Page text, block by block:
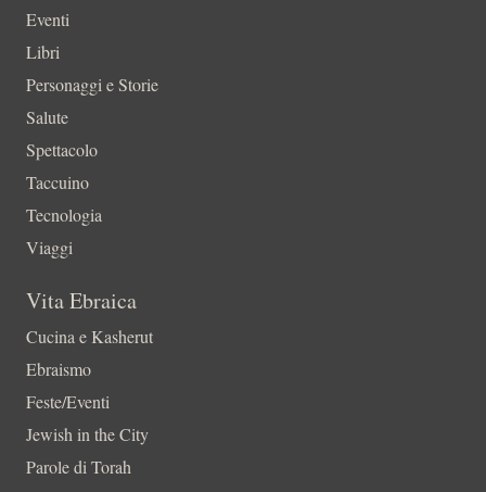
Eventi
Libri
Personaggi e Storie
Salute
Spettacolo
Taccuino
Tecnologia
Viaggi
Vita Ebraica
Cucina e Kasherut
Ebraismo
Feste/Eventi
Jewish in the City
Parole di Torah